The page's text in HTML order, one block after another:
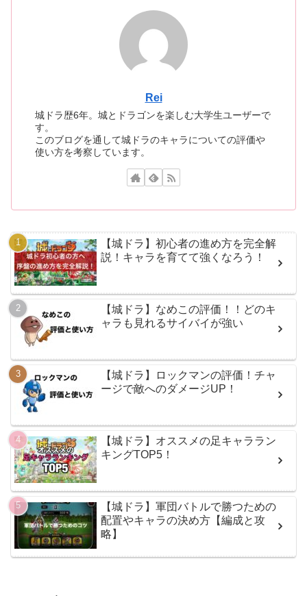
Rei
城ドラ歴6年。城とドラゴンを楽しむ大学生ユーザーで
す。
このブログを通して城ドラのキャラについての評価や
使い方を考察しています。
【城ドラ】初心者の進め方を完全解
説！キャラを育てて強くなろう！
【城ドラ】なめこの評価！！どのキ
ャラも見れるサイバイが強い
【城ドラ】ロックマンの評価！チャ
ージで敵へのダメージUP！
【城ドラ】オススメの足キャララン
キングTOP5！
【城ドラ】軍団バトルで勝つための
配置やキャラの決め方【編成と攻
略】